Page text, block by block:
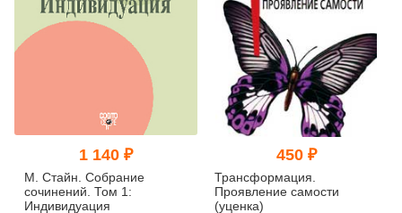
1 140 ₽
М. Стайн. Собрание
сочинений. Том 1:
Индивидуация
450 ₽
Трансформация.
Проявление самости
(уценка)